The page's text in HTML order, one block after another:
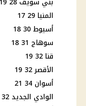
المنيا 29 17
أسيوط 30 18
سوهاج 31 18
قنا 32 19
الأقصر 32 19
أسوان 34 21
الوادي الجديد 32 16